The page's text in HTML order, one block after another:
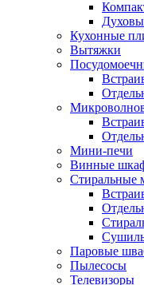
Кухонные
Вытяжки
Мини-печи
Винные
Стиральные
Паровые
Пылесосы
Телевизоры